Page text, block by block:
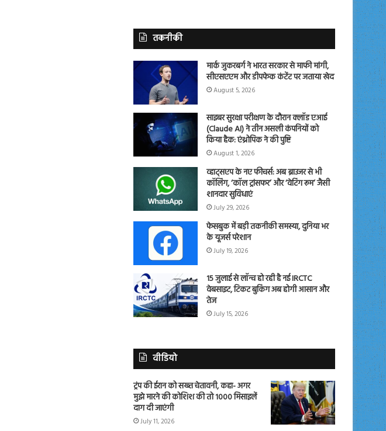
तकनीकी
मार्क जुकरबर्ग ने भारत सरकार से माफी मांगी,
सीएसएएम और डीपफेक कंटेंट पर जताया खेद
August 5, 2026
साइबर सुरक्षा परीक्षण के दौरान क्लॉड एआई
(Claude AI) ने तीन असली कंपनियों को
किया हैक: एंथ्रोपिक ने की पुष्टि
August 1, 2026
व्हाट्सएप के नए फीचर्स: अब ब्राउजर से भी
कॉलिंग, ‘कॉल ट्रांसफर’ और ‘वेटिंग रूम’ जैसी
शानदार सुविधाएं
July 29, 2026
फेसबुक में बड़ी तकनीकी समस्या, दुनिया भर
के यूजर्स परेशान
July 19, 2026
15 जुलाई से लॉन्च हो रही है नई IRCTC
वेबसाइट, टिकट बुकिंग अब होगी आसान और
तेज
July 15, 2026
वीडियो
ट्रंप की ईरान को सख्त चेतावनी, कहा- अगर
मुझे मारने की कोशिश की तो 1000 मिसाइलें
दाग दी जाएंगी
July 11, 2026